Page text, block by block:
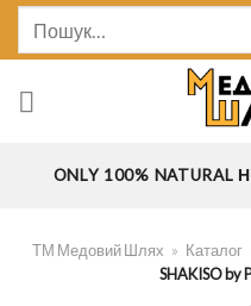
Skip
ONLY 100%
ТМ Медовий Шлях » Каталог
SHAKISO by